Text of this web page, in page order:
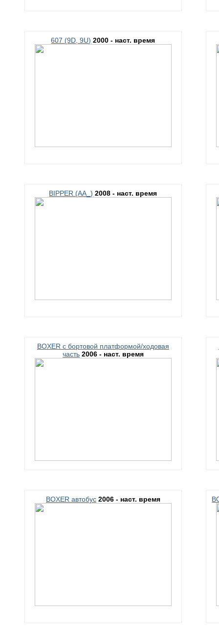
607 (9D, 9U) 2000 - наст. время
BIPPER (AA_) 2008 - наст. время
BOXER c бортовой платформой/ходовая
часть 2006 - наст. время
BOXER автобус 2006 - наст. время